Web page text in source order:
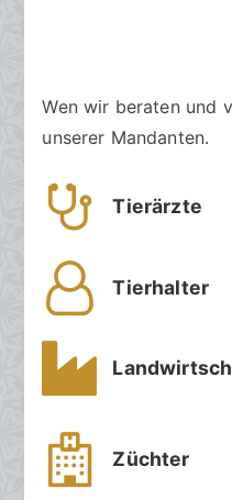
Wen wir beraten und
unserer Mandanten.
Tierärzte
Tierhalter
Züchter